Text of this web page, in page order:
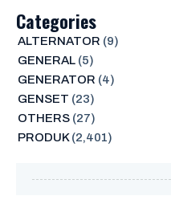
Categories
ALTERNATOR (9)
GENERAL(5)
GENERATOR (4)
GENSET (23)
OTHERS(27)
PRODUK(2,401)